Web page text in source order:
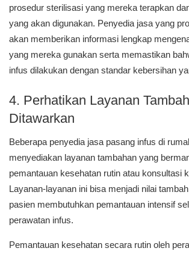
prosedur sterilisasi yang mereka terapkan
yang akan digunakan. Penyedia jasa yang
akan memberikan informasi lengkap
yang mereka gunakan serta memastikan
infus dilakukan dengan standar kebersihan
4. Perhatikan Layanan
Ditawarkan
Beberapa penyedia jasa pasang infus di
menyediakan layanan tambahan yang
pemantauan kesehatan rutin atau konsultasi
Layanan-layanan ini bisa menjadi nilai
pasien membutuhkan pemantauan intensif
perawatan infus.
Pemantauan kesehatan secara rutin oleh